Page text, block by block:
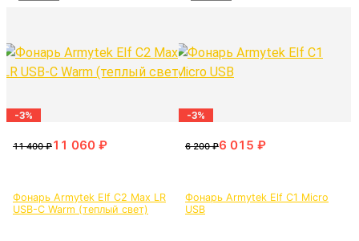
-3%
Фонарь Armytek Elf C2 Max LR
USB-C Warm (теплый свет)
-3%
Фонарь Armytek Elf C1 Micro
USB